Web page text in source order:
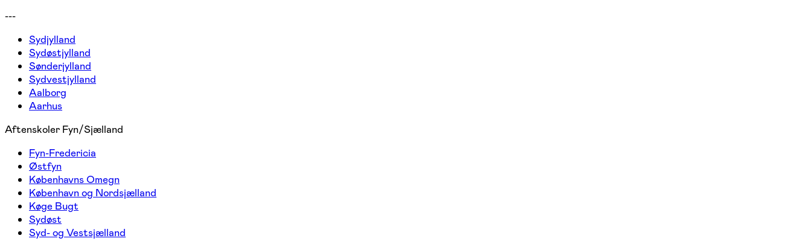
---
Sydjylland
Sydøstjylland
Sønderjylland
Sydvestjylland
Aalborg
Aarhus
Aftenskoler Fyn/Sjælland
Fyn-Fredericia
Østfyn
Københavns Omegn
København og Nordsjælland
Køge Bugt
Sydøst
Syd- og Vestsjælland